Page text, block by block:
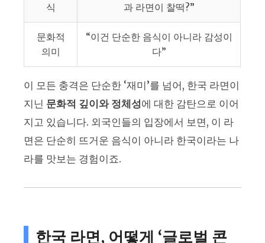
식
과 라면이 찰떡?”
문화적
의미
“이건 단순한 음식이 아니라 감성이
다”
이 모든 충격은 단순한 ‘재미’를 넘어, 한국 라면이
지닌 문화적 깊이와 정체성에 대한 감탄으로 이어
지고 있습니다. 외국인들의 입장에서 보면, 이 라
면은 단순히 뜨거운 음식이 아니라 한국이라는 나
라를 맛보는 경험이죠.
한국 라면, 어떻게 ‘글로벌 콘